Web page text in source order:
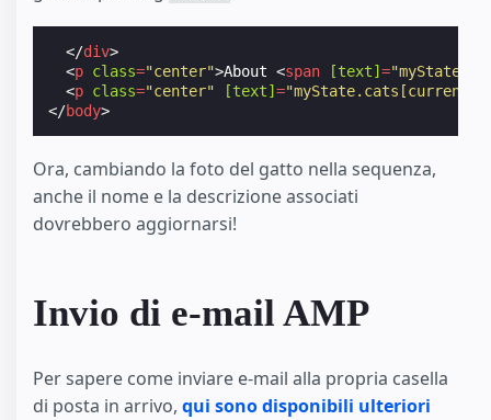
</div>
<p class="center">About <span [text]=
<p class="center" [text]=
</body>
Ora, cambiando la foto del gatto nella sequenza,
anche il nome e la descrizione associati
dovrebbero aggiornarsi!
Invio di e-mail AMP
Per sapere come inviare e-mail alla propria casella
di posta in arrivo, qui sono disponibili ulteriori